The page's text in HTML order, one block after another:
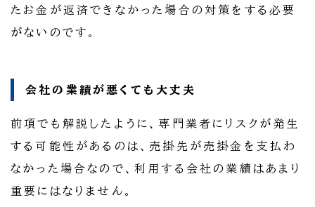
たお金が返済できなかった場合の対策をする必要
がないのです。
会社の業績が悪くても大丈夫
前項でも解説したように、専門業者にリスクが発生
する可能性があるのは、売掛先が売掛金を支払わ
なかった場合なので、利用する会社の業績はあまり
重要にはなりません。